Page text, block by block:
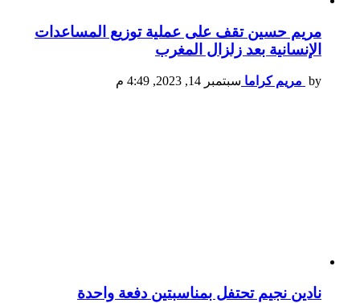
مريم حسين تقف على عملية توزيع المساعدات
الإنسانية بعد زلزال المغرب
by مريم كراما سبتمبر 14, 2023, 4:49 م
نادين نجيم تحتفل بمناسبتين دفعة واحدة